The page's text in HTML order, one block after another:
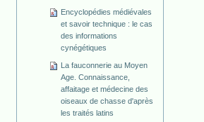
Encyclopédies médiévales
et savoir technique : le cas
des informations
cynégétiques
La fauconnerie au Moyen
Age. Connaissance,
affaitage et médecine des
oiseaux de chasse d'après
les traités latins